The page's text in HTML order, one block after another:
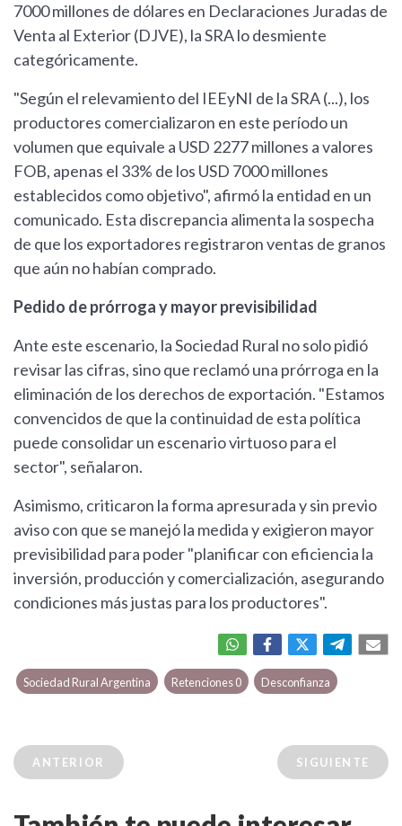
7000 millones de dólares en Declaraciones Juradas de
Venta al Exterior (DJVE), la SRA lo desmiente
categóricamente.
"Según el relevamiento del IEEyNI de la SRA (...), los
productores comercializaron en este período un
volumen que equivale a USD 2277 millones a valores
FOB, apenas el 33% de los USD 7000 millones
establecidos como objetivo", afirmó la entidad en un
comunicado. Esta discrepancia alimenta la sospecha
de que los exportadores registraron ventas de granos
que aún no habían comprado.
Pedido de prórroga y mayor previsibilidad
Ante este escenario, la Sociedad Rural no solo pidió
revisar las cifras, sino que reclamó una prórroga en la
eliminación de los derechos de exportación. "Estamos
convencidos de que la continuidad de esta política
puede consolidar un escenario virtuoso para el
sector", señalaron.
Asimismo, criticaron la forma apresurada y sin previo
aviso con que se manejó la medida y exigieron mayor
previsibilidad para poder "planificar con eficiencia la
inversión, producción y comercialización, asegurando
condiciones más justas para los productores".
Sociedad Rural Argentina Retenciones 0 Desconfianza
ANTERIOR SIGUIENTE